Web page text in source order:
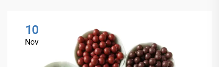
10
Nov